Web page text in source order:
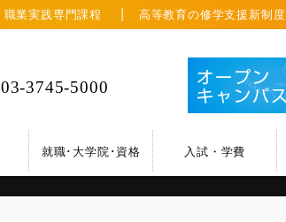
職業実践専門課程 高等教育の修学支援新制度
03-3745-5000
就職･大学院･資格 入試・学費